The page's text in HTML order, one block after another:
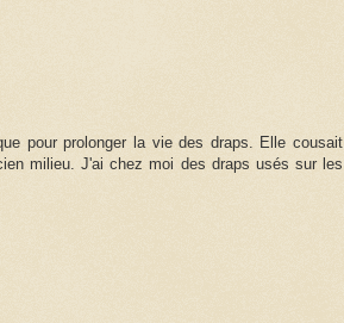
pour prolonger la vie des draps. Elle cousait
milieu. J'ai chez moi des draps usés sur les